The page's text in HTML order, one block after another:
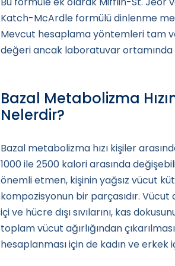
Katch-McArdle formülü dinlenme
Mevcut hesaplama yöntemleri tam
değeri ancak laboratuvar
Bazal Metabolizma
Nelerdir?
Bazal metabolizma hızı kişiler
1000 ile 2500 kalori arasında
önemli etmen, kişinin yağsız vücut
kompozisyonun bir parçasıdır. Vücut
içi ve hücre dışı sıvılarını, kas
toplam vücut ağırlığından
hesaplanması için de kadın ve erkek